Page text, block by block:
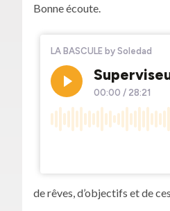
Bonne écoute.
de rêves, d’objectifs et de